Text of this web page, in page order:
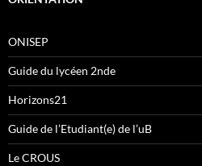
ONISEP
Guide du lycéen 2nde
Horizons21
Guide de l’Etudiant(e) de l’uB
Le CROUS